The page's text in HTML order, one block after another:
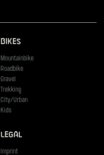
Bikes
Mountainbike
Roadbike
Gravel
Trekking
City/Urban
Kids
Legal
Imprint